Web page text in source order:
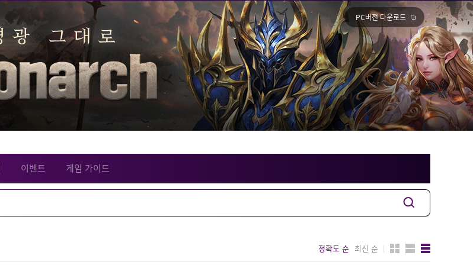
PC버전 다운로드
이벤트 게임 가이드
정확도 순 최신 순